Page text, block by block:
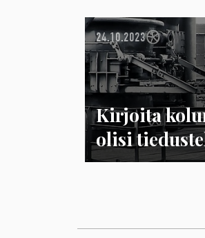
24.10.2023
Kirjoita
olisi